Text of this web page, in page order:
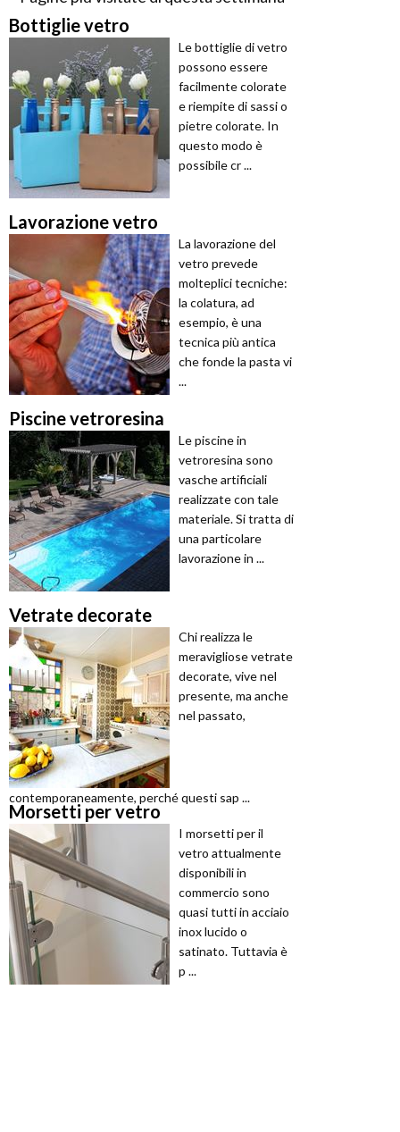
Bottiglie vetro
Le bottiglie di vetro
possono essere
facilmente colorate
e riempite di sassi o
pietre colorate. In
questo modo è
possibile cr ...
Lavorazione vetro
La lavorazione del
vetro prevede
molteplici tecniche:
la colatura, ad
esempio, è una
tecnica più antica
che fonde la pasta vi
...
Piscine vetroresina
Le piscine in
vetroresina sono
vasche artificiali
realizzate con tale
materiale. Si tratta di
una particolare
lavorazione in ...
Vetrate decorate
Chi realizza le
meravigliose vetrate
decorate, vive nel
presente, ma anche
nel passato,
contemporaneamente, perché questi sap ...
Morsetti per vetro
I morsetti per il
vetro attualmente
disponibili in
commercio sono
quasi tutti in acciaio
inox lucido o
satinato. Tuttavia è
p ...